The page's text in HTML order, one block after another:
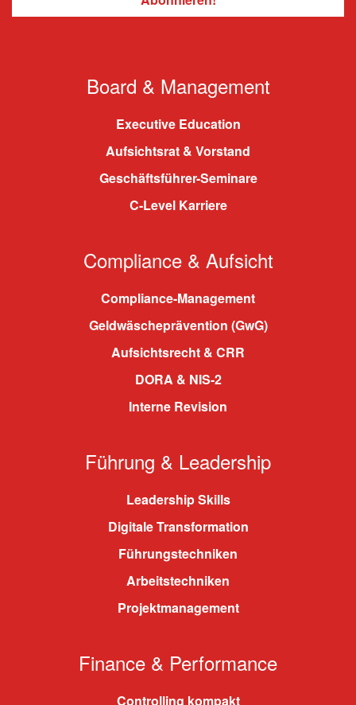
Board & Management
Executive Education
Aufsichtsrat & Vorstand
Geschäftsführer-Seminare
C-Level Karriere
Compliance & Aufsicht
Compliance-Management
Geldwäscheprävention (GwG)
Aufsichtsrecht & CRR
DORA & NIS-2
Interne Revision
Führung & Leadership
Leadership Skills
Digitale Transformation
Führungstechniken
Arbeitstechniken
Projektmanagement
Finance & Performance
Controlling kompakt